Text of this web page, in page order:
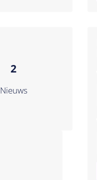
2
Nieuws